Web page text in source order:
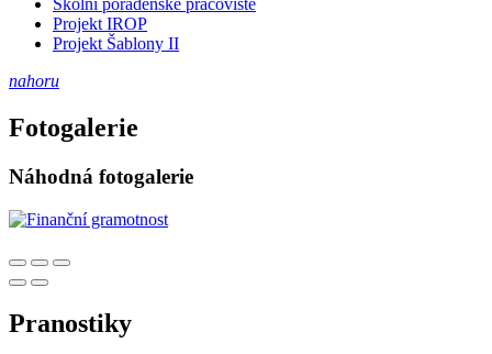
Školní poradenské pracoviště
Projekt IROP
Projekt Šablony II
nahoru
Fotogalerie
Náhodná fotogalerie
Pranostiky